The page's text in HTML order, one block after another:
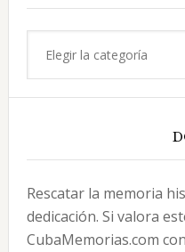
Rescatar la memoria
dedicación. Si valora
CubaMemorias.com